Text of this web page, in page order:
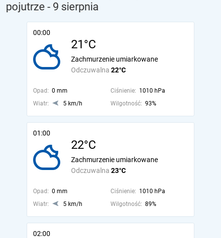
pojutrze - 9 sierpnia
00:00
21°C
Odczuwalna 22°C
Zachmurzenie umiarkowane
Opad: 0 mm Ciśnienie: 1010 hPa
Wiatr:
5 km/h Wilgotność: 93%
01:00
22°C
Odczuwalna 23°C
Zachmurzenie umiarkowane
Opad: 0 mm Ciśnienie: 1010 hPa
Wiatr:
5 km/h Wilgotność: 89%
02:00